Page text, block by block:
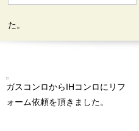
た。
ガスコンロからIHコンロにリフ
ォーム依頼を頂きました。